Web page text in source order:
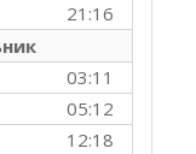
21:16
03:11
05:12
12:18